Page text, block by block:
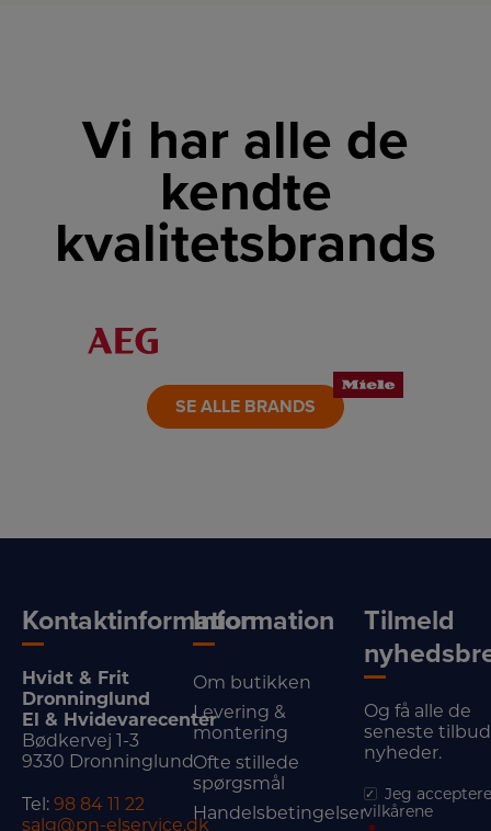
Vi har alle de
kendte
kvalitetsbrands
LINK
SE ALLE BRANDS
Kontaktinformation
Hvidt & Frit
Dronninglund
El & Hvidevarecenter
Bødkervej 1-3
9330 Dronninglund
Tel: 98 84 11 22
salg@pn-elservice.dk
Information
Om butikken
Levering &
montering
Ofte stillede
spørgsmål
Handelsbetingelser
Tilmeld
Og få alle de
seneste
nyheder.
Jeg
vilkårene